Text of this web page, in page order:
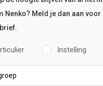
Nenko? Meld je dan aan voor
Instelling